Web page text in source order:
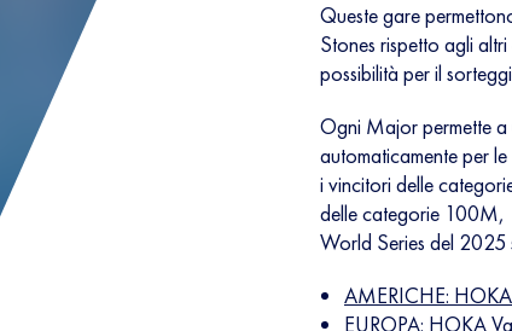
Queste gare
Stones rispetto agli
possibilità per il
Ogni Major permette
automaticamente per
i vincitori delle
delle categorie
World Series del 2025
AMERICHE:
EUROPA: HOKA